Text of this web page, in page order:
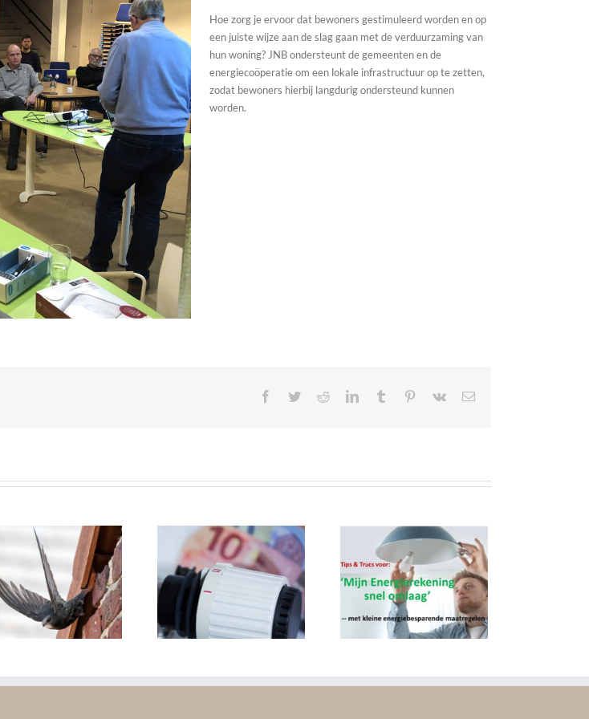
Hoe zorg je ervoor dat bewoners gestimuleerd worden en op
een juiste wijze aan de slag gaan met de verduurzaming van
hun woning? JNB ondersteunt de gemeenten en de
energiecoöperatie om een lokale infrastructuur op te zetten,
zodat bewoners hierbij langdurig ondersteund kunnen
worden.
Facebook
TwitterRedditLinkedInTumblr Pinterest
Vk
E-
Vermindering
energiearmoede
door
Energieklussers
Energiereductie
door
woningeigenaren